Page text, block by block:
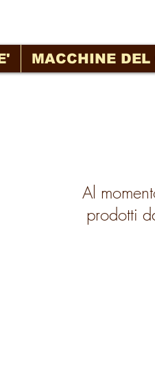
MACCHINE DEL
Al
prodotti